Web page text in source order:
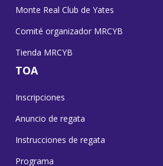
Monte Real Club de Yates
Comité organizador MRCYB
Tienda MRCYB
TOA
Inscripciones
Anuncio de regata
Instrucciones de regata
Programa